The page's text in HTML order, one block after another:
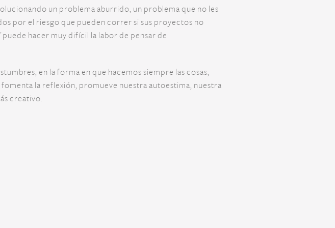
un problema aburrido, un problema que no les
por el riesgo que pueden correr si sus proyectos no
hacer muy difícil la labor de pensar de
en la forma en que hacemos siempre las cosas,
fomenta la reflexión, promueve nuestra autoestima, nuestra
creativo.